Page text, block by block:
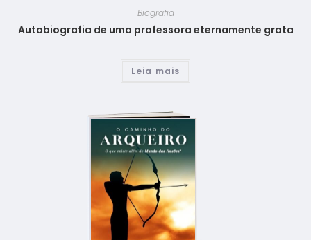
Biografia
Autobiografia de uma professora eternamente grata
Leia mais